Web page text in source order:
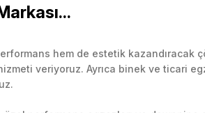
hem de estetik
veriyoruz. Ayrıca binek ve ticari